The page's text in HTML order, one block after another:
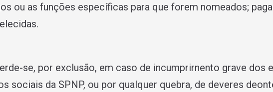
ou as funções especí­ficas para que forem nomeados;
se, por exclusão, em caso de incumprirnento grave dos
sociais da SPNP, ou por qualquer quebra, de deveres